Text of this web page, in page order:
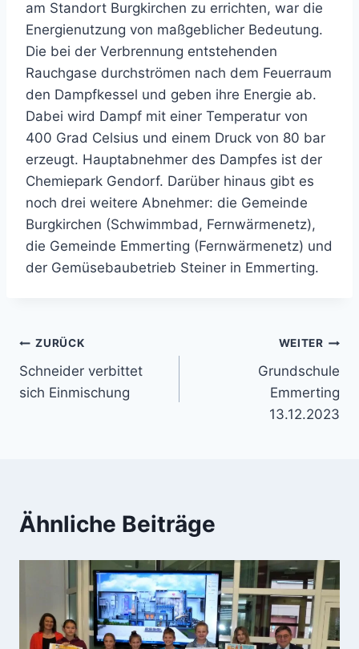
am Standort Burgkirchen zu errichten, war die
Energienutzung von maßgeblicher Bedeutung.
Die bei der Verbrennung entstehenden
Rauchgase durchströmen nach dem Feuerraum
den Dampfkessel und geben ihre Energie ab.
Dabei wird Dampf mit einer Temperatur von
400 Grad Celsius und einem Druck von 80 bar
erzeugt. Hauptabnehmer des Dampfes ist der
Chemiepark Gendorf. Darüber hinaus gibt es
noch drei weitere Abnehmer: die Gemeinde
Burgkirchen (Schwimmbad, Fernwärmenetz),
die Gemeinde Emmerting (Fernwärmenetz) und
der Gemüsebaubetrieb Steiner in Emmerting.
Beitragsnavigation
ZURÜCK
Schneider verbittet
sich Einmischung
WEITER
Grundschule
Emmerting
13.12.2023
Ähnliche Beiträge